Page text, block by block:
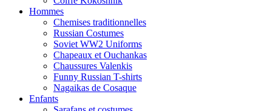
Hommes
Chemises traditionnelles
Russian Costumes
Soviet WW2 Uniforms
Chapeaux et Ouchankas
Chaussures Valenkis
Funny Russian T-shirts
Nagaikas de Cosaque
Enfants